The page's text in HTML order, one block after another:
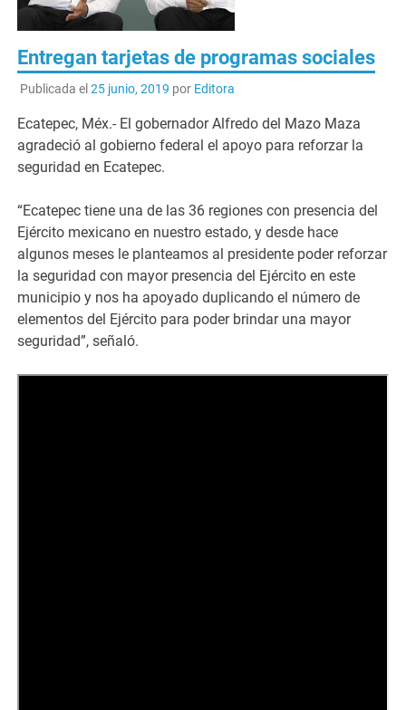
Entregan tarjetas de programas sociales
Publicada el 25 junio, 2019 por Editora
Ecatepec, Méx.- El gobernador Alfredo del Mazo Maza
agradeció al gobierno federal el apoyo para reforzar la
seguridad en Ecatepec.
“Ecatepec tiene una de las 36 regiones con presencia del
Ejército mexicano en nuestro estado, y desde hace
algunos meses le planteamos al presidente poder reforzar
la seguridad con mayor presencia del Ejército en este
municipio y nos ha apoyado duplicando el número de
elementos del Ejército para poder brindar una mayor
seguridad”, señaló.